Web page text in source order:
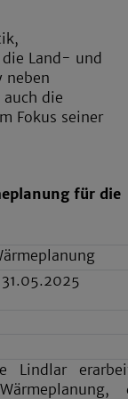
die Land- und
neben
auch die
Fokus seiner
für die
Lindlar